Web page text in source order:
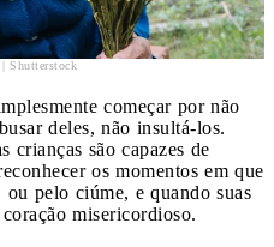
Shutterstock
começar por não
deles, não insultá-los.
crianças são capazes de
os momentos em que
pelo ciúme, e quando suas
misericordioso.